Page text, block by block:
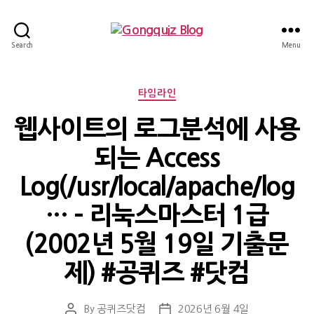
Search Menu
Categories
타임라인
웹사이트의 로그분석에 사용
되는 Access
Log(/usr/local/apache/log
… – 리눅스마스터 1급
(2002년 5월 19일 기출문
제) #공퀴즈 #닷컴
PostBy 공퀴즈닷컴
Post2026년 6월 4일